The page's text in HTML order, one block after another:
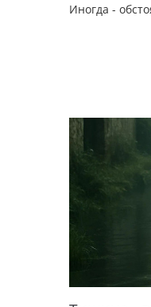
Иногда -